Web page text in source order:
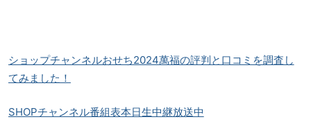
ショップチャンネルおせち2024萬福の評判と口コミを調査し
てみました！
SHOPチャンネル番組表本日生中継放送中